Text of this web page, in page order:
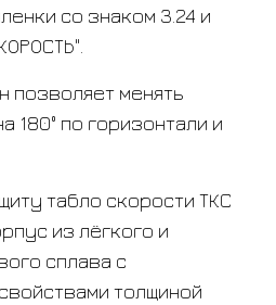
со знаком 3.24 и
позволяет менять
180° по горизонтали и
табло скорости ТКС
из лёгкого и
сплава с
толщиной